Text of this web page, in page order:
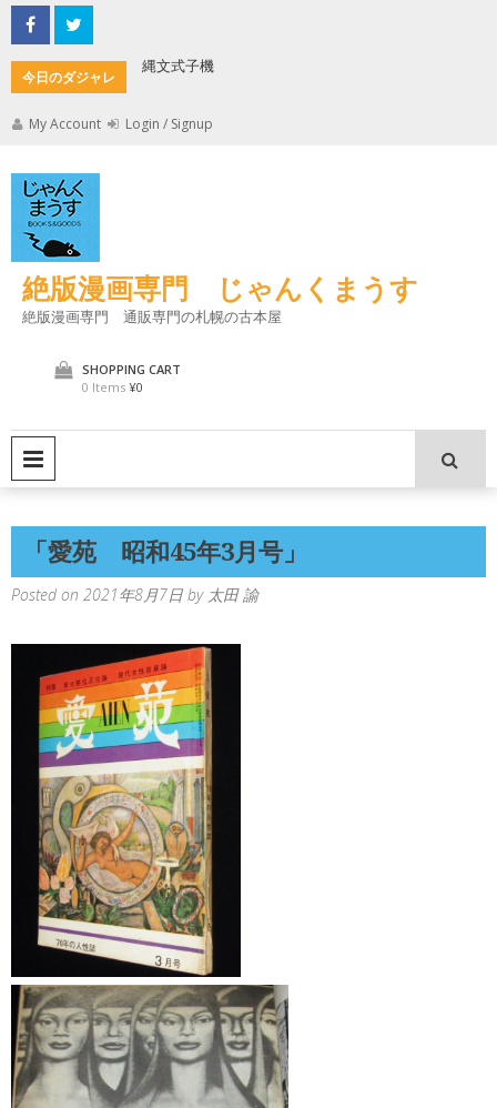
Skip
to
content
今日のダジャレ
縄文式子機
My Account Login / Signup
絶版漫画専門 じゃんくまうす
絶版漫画専門 通販専門の札幌の古本屋
SHOPPING CART
0 Items ¥0
「愛苑 昭和45年3月号」
Posted on 2021年8月7日 by 太田 諭